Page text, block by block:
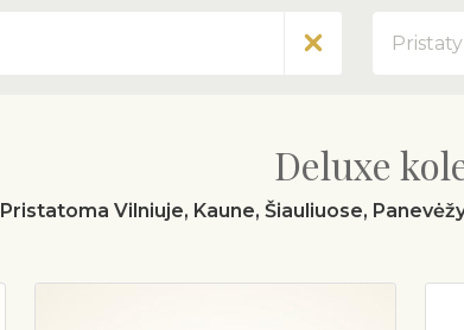
Deluxe
Pristatoma Vilniuje, Kaune, Šiauliuose,